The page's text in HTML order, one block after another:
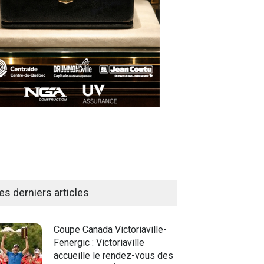
derniers articles
Coupe Canada Victoriaville-
Fenergic : Victoriaville
accueille le rendez-vous des